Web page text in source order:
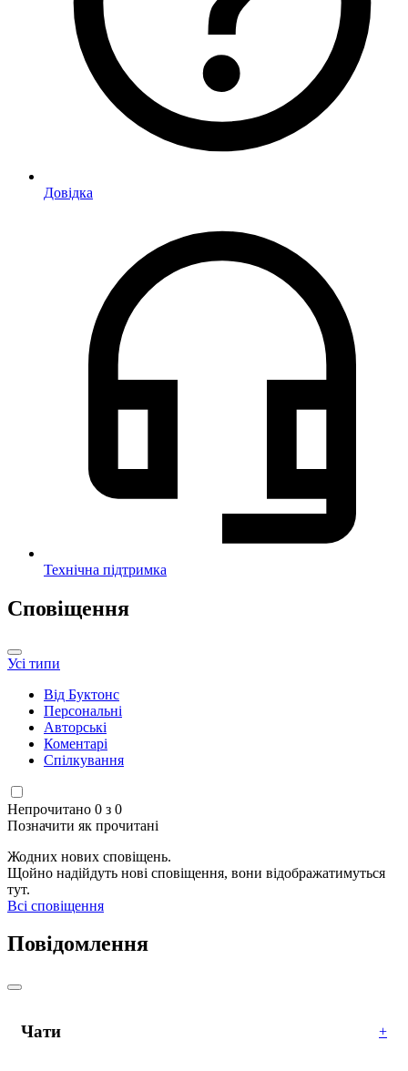
Довідка
Технічна підтримка
Сповіщення
Усі типи
Від Буктонс
Персональні
Авторські
Коментарі
Спілкування
Непрочитано 0 з 0
Позначити як прочитані
Жодних нових сповіщень.
Щойно надійдуть нові сповіщення, вони відображатимуться
тут.
Всі сповіщення
Повідомлення
Чати +